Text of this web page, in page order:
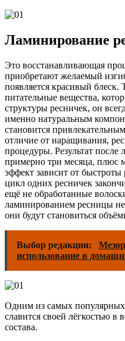
Ламинирование
Это восстанавливающая
приобретают желаемый
появляется красивый блеск.
питательные вещества,
структуры ресничек, он
именно натуральным
становится
отличие от наращивания,
процедуры. Результат после
примерно три месяца, плюс
эффект зависит от
цикл одних ресничек
ещё не обработанные
ламинированием ресницы не
они будут становиться
Выбор редакции:
использование в
Одним из самых
славится своей лёгкостью в
состава.